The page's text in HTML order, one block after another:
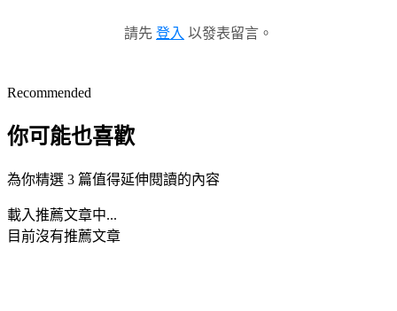
請先 登入 以發表留言。
Recommended
你可能也喜歡
為你精選 3 篇值得延伸閱讀的內容
載入推薦文章中...
目前沒有推薦文章